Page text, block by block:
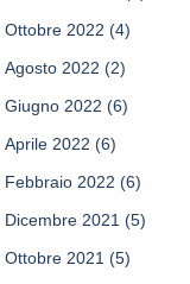
Ottobre 2022 (4)
Agosto 2022 (2)
Giugno 2022 (6)
Aprile 2022 (6)
Febbraio 2022 (6)
Dicembre 2021 (5)
Ottobre 2021 (5)